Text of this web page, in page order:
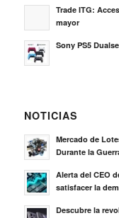
Trade ITG:
mayor
Sony PS5
NOTICIAS
Mercado de
Durante la
Alerta del CEO
satisfacer la
Descubre la